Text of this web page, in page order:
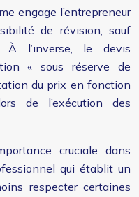
engage l’entrepreneur
de révision, sauf
À l’inverse, le devis
« sous réserve de
du prix en fonction
de l’exécution des
cruciale dans
qui établit un
respecter certaines